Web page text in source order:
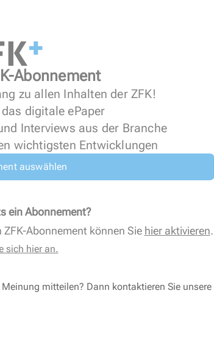
Abonnement
zu allen Inhalten der ZFK!
digitale ePaper
Interviews aus der Branche
wichtigsten Entwicklungen
auswählen
ein Abonnement?
Abonnement können Sie hier aktivieren.
sich hier an.
mitteilen? Dann kontaktieren Sie unsere